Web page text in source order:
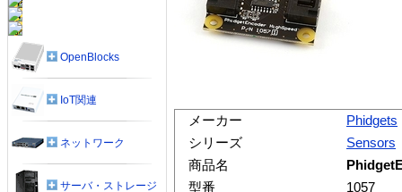
メーカー
Phidgets
シリーズ
Sensors
商品名
型番
1057
OpenBlocks
IoT関連
ネットワーク
サーバ・ストレージ